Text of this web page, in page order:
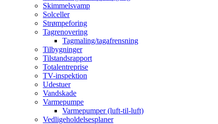
Skimmelsvamp
Solceller
Strømpeforing
Tagrenovering
Tagmaling/tagafrensning
Tilbygninger
Tilstandsrapport
Totalentreprise
TV-inspektion
Udestuer
Vandskade
Varmepumpe
Varmepumper (luft-til-luft)
Vedligeholdelsesplaner